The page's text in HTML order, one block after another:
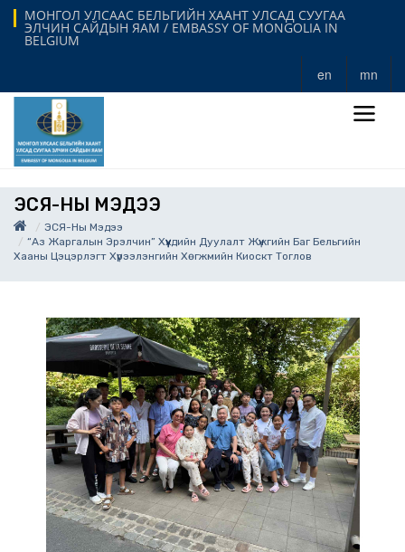
МОНГОЛ УЛСААС БЕЛЬГИЙН ХААНТ УЛСАД СУУГАА
ЭЛЧИН САЙДЫН ЯАМ / EMBASSY OF MONGOLIA IN
BELGIUM
en mn
ЭСЯ-НЫ МЭДЭЭ
ЭСЯ-Ны Мэдээ
“Аз Жаргалын Эрэлчин” Хүүхдийн Дуулалт Жүжгийн Баг Бельгийн
Хааны Цэцэрлэгт Хүрээлэнгийн Хөгжмийн Киоскт Тоглов